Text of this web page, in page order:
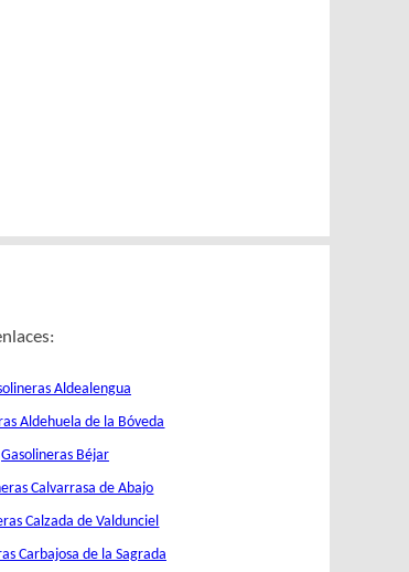
Aldealengua
Aldehuela de la Bóveda
Gasolineras Béjar
Calvarrasa de Abajo
Calzada de Valdunciel
Carbajosa de la Sagrada